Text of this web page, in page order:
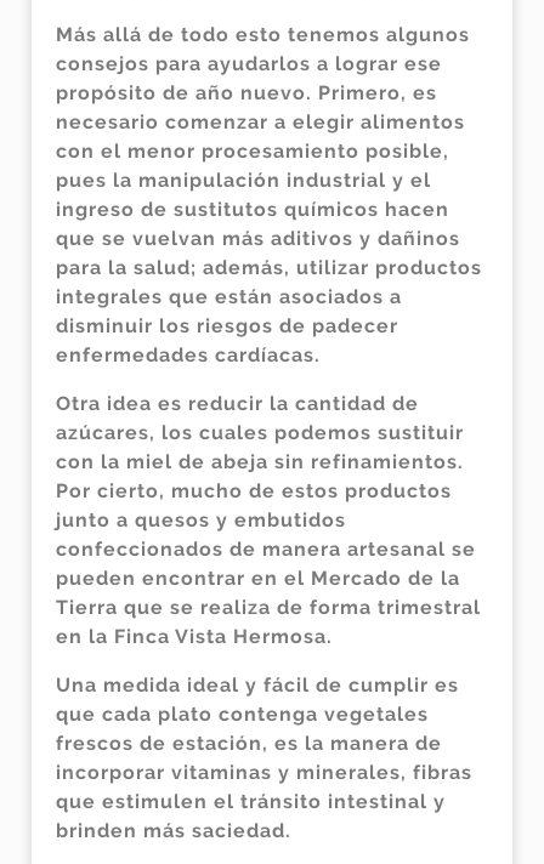
Más allá de todo esto tenemos algunos
consejos para ayudarlos a lograr ese
propósito de año nuevo. Primero, es
necesario comenzar a elegir alimentos
con el menor procesamiento posible,
pues la manipulación industrial y el
ingreso de sustitutos químicos hacen
que se vuelvan más aditivos y dañinos
para la salud; además, utilizar productos
integrales que están asociados a
disminuir los riesgos de padecer
enfermedades cardíacas.
Otra idea es reducir la cantidad de
azúcares, los cuales podemos sustituir
con la miel de abeja sin refinamientos.
Por cierto, mucho de estos productos
junto a quesos y embutidos
confeccionados de manera artesanal se
pueden encontrar en el Mercado de la
Tierra que se realiza de forma trimestral
en la Finca Vista Hermosa.
Una medida ideal y fácil de cumplir es
que cada plato contenga vegetales
frescos de estación, es la manera de
incorporar vitaminas y minerales, fibras
que estimulen el tránsito intestinal y
brinden más saciedad.